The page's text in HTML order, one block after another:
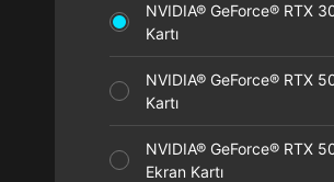
NVIDIA® GeForce® RTX
Kartı
NVIDIA® GeForce® RTX
Kartı
NVIDIA® GeForce® RTX
Ekran Kartı